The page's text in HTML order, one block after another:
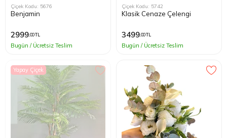
Çiçek Kodu: 5676
Benjamin
2999,00 TL
Bugün / Ücretsiz Teslim
Çiçek Kodu: 5742
Klasik Cenaze Çelengi
3499,00 TL
Bugün / Ücretsiz Teslim
Yapay Çiçek